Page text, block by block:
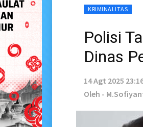
KRIMINALITAS
Polisi
Dinas
14 Agt 2025
Oleh -